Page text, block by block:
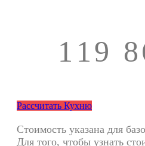
119
Рассчитать Кухню
Стоимость указана для
Для того, чтобы узнать